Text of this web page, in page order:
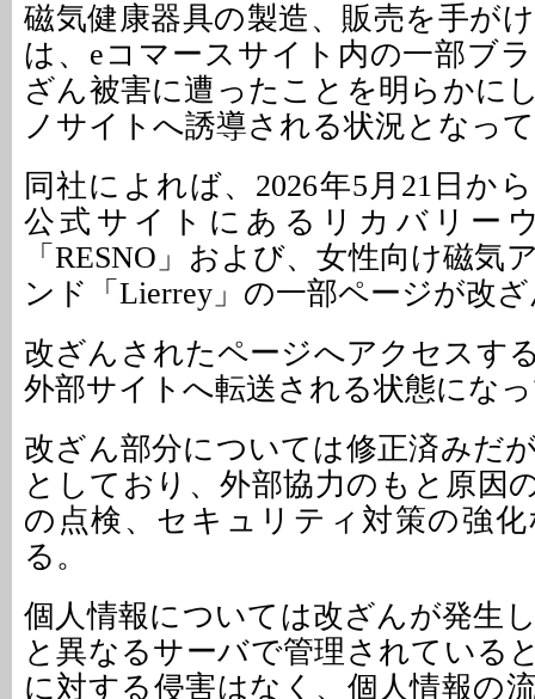
磁気健康器具の製造、販売を手が
は、eコマースサイト内の一部ブ
ざん被害に遭ったことを明らかに
ノサイトへ誘導される状況となっ
同社によれば、2026年5月21日か
公式サイトにあるリカバリー
「RESNO」および、女性向け磁気
ンド「Lierrey」の一部ページが改
改ざんされたページへアクセスす
外部サイトへ転送される状態にな
改ざん部分については修正済みだ
としており、外部協力のもと原因
の点検、セキュリティ対策の強
る。
個人情報については改ざんが発生
と異なるサーバで管理されている
に対する侵害はなく、個人情報の